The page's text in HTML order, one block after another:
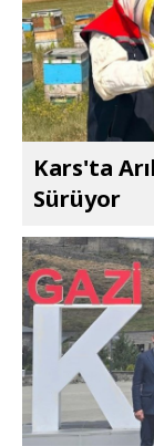
Kars'ta
Sürüyor